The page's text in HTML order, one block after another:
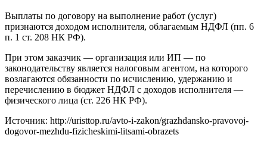
Выплаты по договору на выполнение работ (услуг)
признаются доходом исполнителя, облагаемым НДФЛ (пп. 6
п. 1 ст. 208 НК РФ).
При этом заказчик — организация или ИП — по
законодательству является налоговым агентом, на которого
возлагаются обязанности по исчислению, удержанию и
перечислению в бюджет НДФЛ с доходов исполнителя —
физического лица (ст. 226 НК РФ).
Источник: http://uristtop.ru/avto-i-zakon/grazhdansko-pravovoj-
dogovor-mezhdu-fizicheskimi-litsami-obrazets